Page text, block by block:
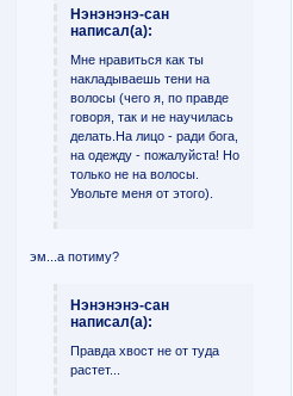
Нэнэнэнэ-сан
написал(а):
Мне нравиться как ты
накладываешь тени на
волосы (чего я, по правде
говоря, так и не научилась
делать.На лицо - ради бога,
на одежду - пожалуйста! Но
только не на волосы.
Увольте меня от этого).
эм...а потиму?
Нэнэнэнэ-сан
написал(а):
Правда хвост не от туда
растет...